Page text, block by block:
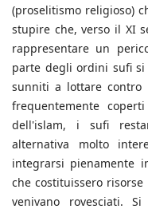
(proselitismo religioso)
stupire che, verso il XI
rappresentare un
parte degli ordini sufi
sunniti a lottare contro
frequentemente
dell'islam, i sufi
alternativa molto
integrarsi pienamente
che costituissero
venivano rovesciati.